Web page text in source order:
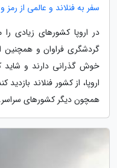
سفر به فنلاند و عالمی از رمز
در اروپا کشورهای زیادی
گردشگری فراوان و همچنین
خوش گذرانی دارند و شاید
اروپا، از کشور فنلاند
همچون دیگر کشورهای